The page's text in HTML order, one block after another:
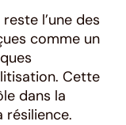
l’une des
comme un
Cette
dans la
résilience.